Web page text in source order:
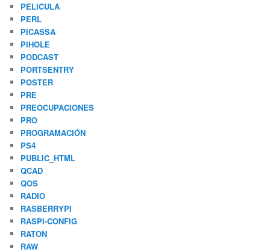
PELICULA
PERL
PICASSA
PIHOLE
PODCAST
PORTSENTRY
POSTER
PRE
PREOCUPACIONES
PRO
PROGRAMACIÓN
PS4
PUBLIC_HTML
QCAD
QOS
RADIO
RASBERRYPI
RASPI-CONFIG
RATON
RAW